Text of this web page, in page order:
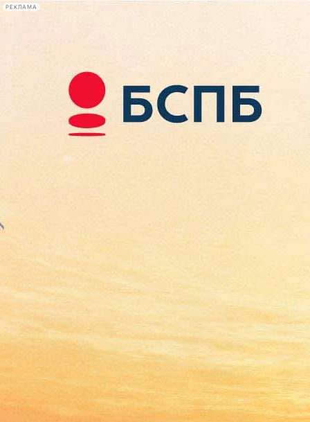
РЕКЛАМА
Сегодня:
2026.08.08
20:32
Афиша Plus